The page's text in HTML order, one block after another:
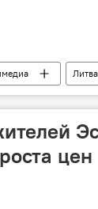
Литва
цен